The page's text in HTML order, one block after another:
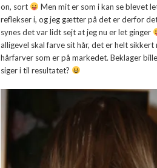
on, sort
Men mit er som i kan se blevet
reflekser i, og jeg gætter på det er derfor
synes det var lidt sejt at jeg nu er let ginger
alligevel skal farve sit hår, det er helt
hårfarver som er på markedet. Beklager
siger i til resultatet?